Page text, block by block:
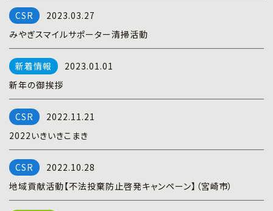
2023.03.27
みやぎスマイルサポーター清掃活動
2023.01.01
新年の御挨拶
2022.11.21
2022いきいきこまき
2022.10.28
地域貢献活動【不法投棄防止啓発キャンペーン】（宮崎市）